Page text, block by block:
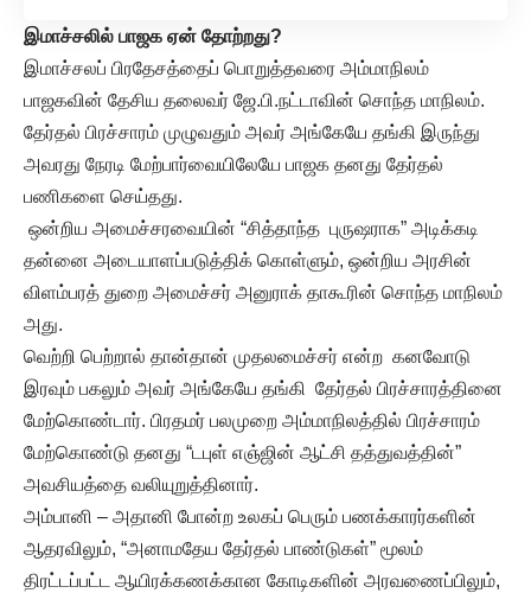
இமாச்சலில் பாஜக ஏன் தோற்றது?
இமாச்சலப் பிரதேசத்தைப் பொறுத்தவரை அம்மாநிலம்
பாஜகவின் தேசிய தலைவர் ஜே.பி.நட்டாவின் சொந்த மாநிலம்.
தேர்தல் பிரச்சாரம் முழுவதும் அவர் அங்கேயே தங்கி இருந்து
அவரது நேரடி மேற்பார்வையிலேயே பாஜக தனது தேர்தல்
பணிகளை செய்தது.
ஒன்றிய அமைச்சரவையின் “சித்தாந்த புருஷராக” அடிக்கடி
தன்னை அடையாளப்படுத்திக் கொள்ளும், ஒன்றிய அரசின்
விளம்பரத் துறை அமைச்சர் அனுராக் தாகூரின் சொந்த மாநிலம்
அது.
வெற்றி பெற்றால் தான்தான் முதலமைச்சர் என்ற கனவோடு
இரவும் பகலும் அவர் அங்கேயே தங்கி தேர்தல் பிரச்சாரத்தினை
மேற்கொண்டார். பிரதமர் பலமுறை அம்மாநிலத்தில் பிரச்சாரம்
மேற்கொண்டு தனது “டபுள் எஞ்ஜின் ஆட்சி தத்துவத்தின்”
அவசியத்தை வலியுறுத்தினார்.
அம்பானி – அதானி போன்ற உலகப் பெரும் பணக்காரர்களின்
ஆதரவிலும், “அனாமதேய தேர்தல் பாண்டுகள்” மூலம்
திரட்டப்பட்ட ஆயிரக்கணக்கான கோடிகளின் அரவணைப்பிலும்,